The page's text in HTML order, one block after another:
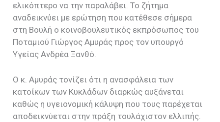
ελικόπτερο να την παραλάβει. Το ζήτημα
αναδεικνύει με ερώτηση που κατέθεσε σήμερα
στη Βουλή ο κοινοβουλευτικός εκπρόσωπος του
Ποταμιού Γιώργος Αμυράς προς τον υπουργό
Υγείας Ανδρέα Ξανθό.
Ο κ. Αμυράς τονίζει ότι η ανασφάλεια των
κατοίκων των Κυκλάδων διαρκώς αυξάνεται
καθώς η υγειονομική κάλυψη που τους παρέχεται
αποδεικνύεται στην πράξη τουλάχιστον ελλιπής.